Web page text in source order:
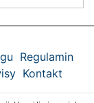
Regulamin
Kontakt